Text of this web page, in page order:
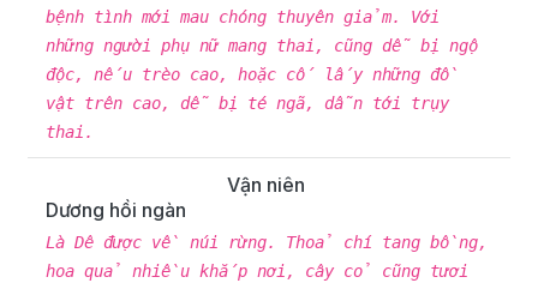
bệnh tình mới mau chóng thuyên giảm. Với
những người phụ nữ mang thai, cũng dễ bị ngộ
độc, nếu trèo cao, hoặc cố lấy những đồ
vật trên cao, dễ bị té ngã, dẫn tới trụy
thai.
Vận niên
Dương hồi ngàn
Là Dê được về núi rừng. Thoả chí tang bồng,
hoa quả nhiều khắp nơi, cây cỏ cũng tươi